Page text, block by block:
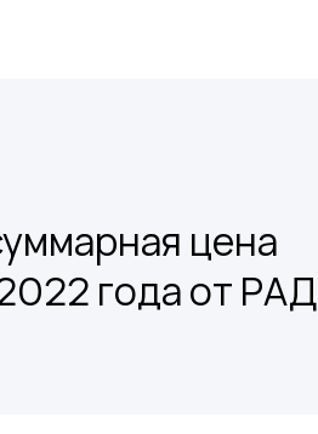
цена
года от РАД